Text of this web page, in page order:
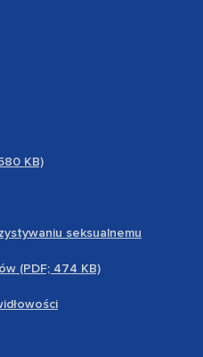
KB)
seksualnemu
(PDF; 474 KB)